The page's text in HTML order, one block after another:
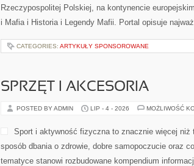
Rzeczypospolitej Polskiej, na kontynencie
i Mafia i Historia i Legendy Mafii. Portal opisuje
CATEGORIES: ARTYKUŁY SPONSOROWANE
SPRZĘT I AKCESORIA
POSTED BY ADMIN LIP - 4 - 2026 MOŻLIWOŚĆ
Sport i aktywność fizyczna to znacznie więcej
sposób dbania o zdrowie, dobre samopoczucie oraz
tematyce stanowi rozbudowane kompendium